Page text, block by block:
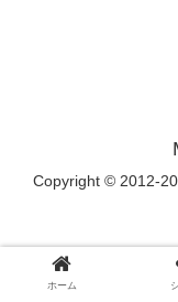
Copyright © 2012-
ホーム